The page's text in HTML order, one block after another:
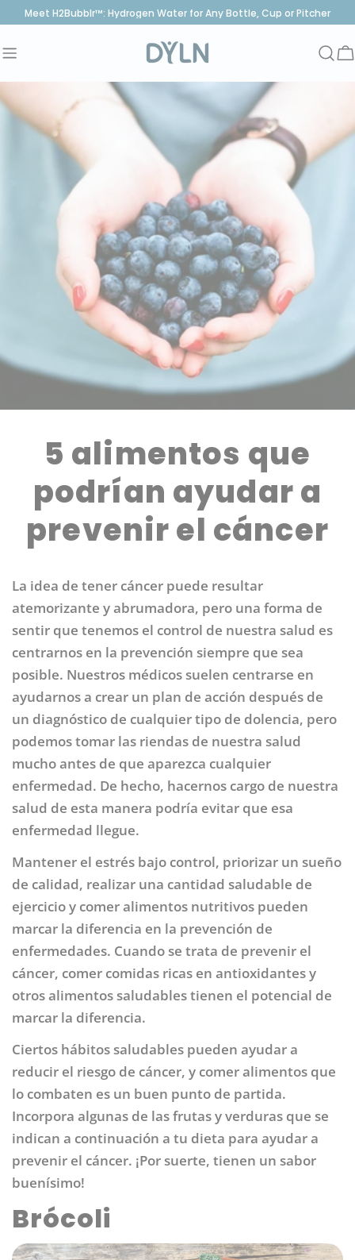
saltar
contenido
Meet H2Bubblr™: Hydrogen Water for Any Bottle, Cup or Pitcher
5 alimentos que
podrían ayudar a
prevenir el cáncer
La idea de tener cáncer puede resultar
atemorizante y abrumadora, pero una forma de
sentir que tenemos el control de nuestra salud es
centrarnos en la prevención siempre que sea
posible. Nuestros médicos suelen centrarse en
ayudarnos a crear un plan de acción después de
un diagnóstico de cualquier tipo de dolencia, pero
podemos tomar las riendas de nuestra salud
mucho antes de que aparezca cualquier
enfermedad. De hecho, hacernos cargo de nuestra
salud de esta manera podría evitar que esa
enfermedad llegue.
Mantener el estrés bajo control, priorizar un sueño
de calidad, realizar una cantidad saludable de
ejercicio y comer alimentos nutritivos pueden
marcar la diferencia en la prevención de
enfermedades. Cuando se trata de prevenir el
cáncer, comer comidas ricas en antioxidantes y
otros alimentos saludables tienen el potencial de
marcar la diferencia.
Ciertos hábitos saludables pueden ayudar a
reducir el riesgo de cáncer, y comer alimentos que
lo combaten es un buen punto de partida.
Incorpora algunas de las frutas y verduras que se
indican a continuación a tu dieta para ayudar a
prevenir el cáncer. ¡Por suerte, tienen un sabor
buenísimo!
Brócoli